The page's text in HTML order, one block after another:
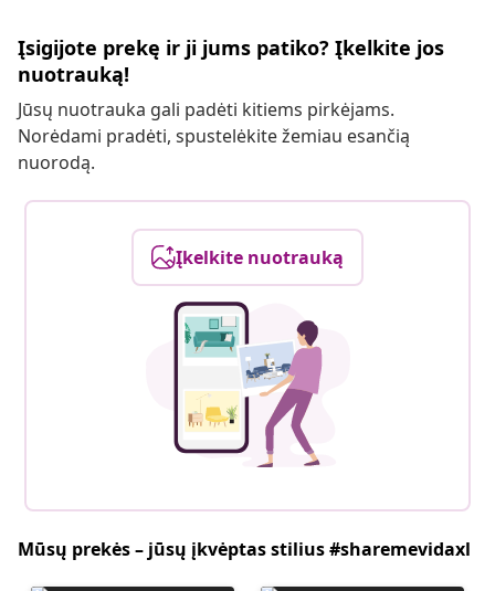
Įsigijote prekę ir ji jums patiko? Įkelkite jos
nuotrauką!
Jūsų nuotrauka gali padėti kitiems pirkėjams.
Norėdami pradėti, spustelėkite žemiau esančią
nuorodą.
Įkelkite nuotrauką
Mūsų prekės – jūsų įkvėptas stilius #sharemevidaxl